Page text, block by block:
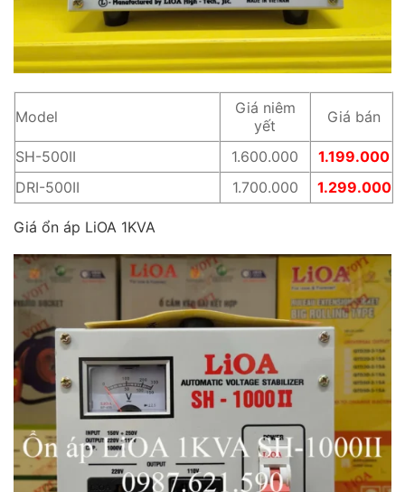
Model
Giá niêm
yết
Giá bán
SH-500II 1.600.000
1.199.000
DRI-500II
1.700.000 1.299.000
Giá ổn áp LiOA 1KVA